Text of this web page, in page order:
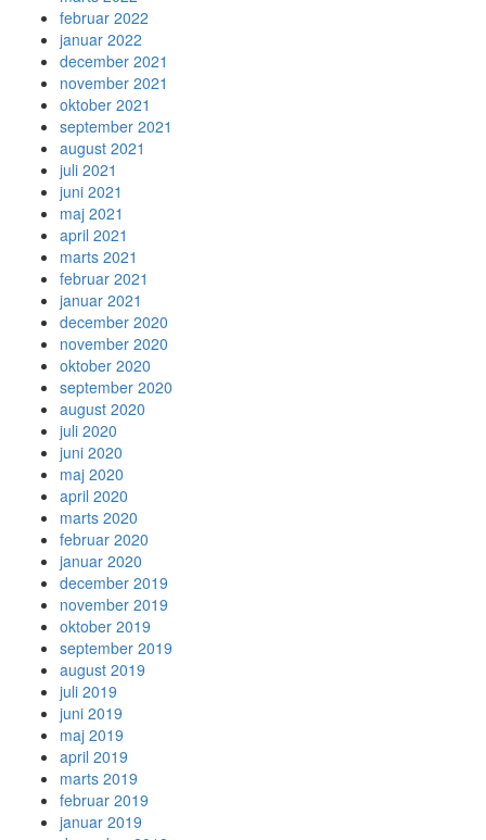
februar 2022
januar 2022
december 2021
november 2021
oktober 2021
september 2021
august 2021
juli 2021
juni 2021
maj 2021
april 2021
marts 2021
februar 2021
januar 2021
december 2020
november 2020
oktober 2020
september 2020
august 2020
juli 2020
juni 2020
maj 2020
april 2020
marts 2020
februar 2020
januar 2020
december 2019
november 2019
oktober 2019
september 2019
august 2019
juli 2019
juni 2019
maj 2019
april 2019
marts 2019
februar 2019
januar 2019